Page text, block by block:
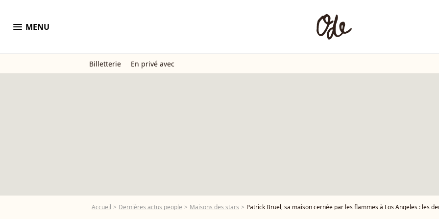
menu MENU
Billetterie En privé avec
Accueil Dernières actus people Maisons des stars Patrick Bruel, sa maison cernée par les flammes à Los Angeles : les